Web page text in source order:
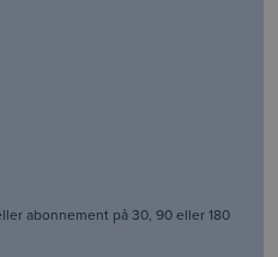
abonnement på 30, 90 eller 180